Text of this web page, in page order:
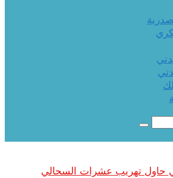
حاول تهريب عشرات السحالي